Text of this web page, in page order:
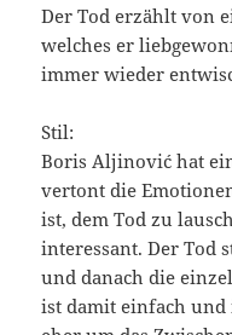
Der Tod erzählt von
welches er
immer wieder
Stil:
Boris Aljinović hat
vertont die
ist, dem Tod zu
interessant. Der Tod
und danach die
ist damit einfach und